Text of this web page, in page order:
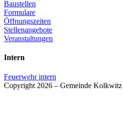
Baustellen
Formulare
Öffnungszeiten
Stellenangebote
Veranstaltungen
Intern
Feuerwehr intern
Copyright 2026 – Gemeinde